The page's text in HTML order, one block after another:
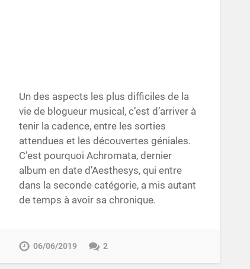
Un des aspects les plus difficiles de la
vie de blogueur musical, c’est d’arriver à
tenir la cadence, entre les sorties
attendues et les découvertes géniales.
C’est pourquoi Achromata, dernier
album en date d’Aesthesys, qui entre
dans la seconde catégorie, a mis autant
de temps à avoir sa chronique.
06/06/2019 2